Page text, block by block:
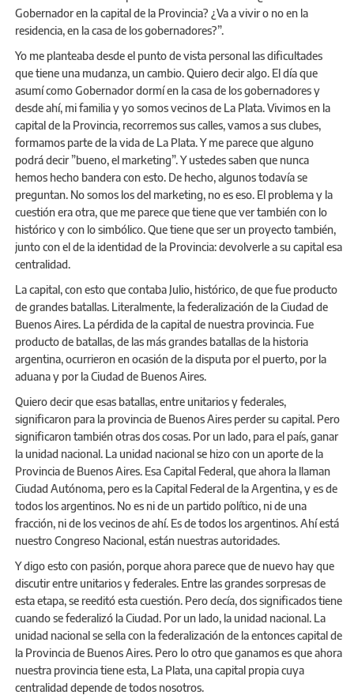
Gobernador en la capital de la Provincia? ¿Va a vivir o no en la
residencia, en la casa de los gobernadores?”.
Yo me planteaba desde el punto de vista personal las dificultades
que tiene una mudanza, un cambio. Quiero decir algo. El día que
asumí como Gobernador dormí en la casa de los gobernadores y
desde ahí, mi familia y yo somos vecinos de La Plata. Vivimos en la
capital de la Provincia, recorremos sus calles, vamos a sus clubes,
formamos parte de la vida de La Plata. Y me parece que alguno
podrá decir ”bueno, el marketing”. Y ustedes saben que nunca
hemos hecho bandera con esto. De hecho, algunos todavía se
preguntan. No somos los del marketing, no es eso. El problema y la
cuestión era otra, que me parece que tiene que ver también con lo
histórico y con lo simbólico. Que tiene que ser un proyecto también,
junto con el de la identidad de la Provincia: devolverle a su capital esa
centralidad.
La capital, con esto que contaba Julio, histórico, de que fue producto
de grandes batallas. Literalmente, la federalización de la Ciudad de
Buenos Aires. La pérdida de la capital de nuestra provincia. Fue
producto de batallas, de las más grandes batallas de la historia
argentina, ocurrieron en ocasión de la disputa por el puerto, por la
aduana y por la Ciudad de Buenos Aires.
Quiero decir que esas batallas, entre unitarios y federales,
significaron para la provincia de Buenos Aires perder su capital. Pero
significaron también otras dos cosas. Por un lado, para el país, ganar
la unidad nacional. La unidad nacional se hizo con un aporte de la
Provincia de Buenos Aires. Esa Capital Federal, que ahora la llaman
Ciudad Autónoma, pero es la Capital Federal de la Argentina, y es de
todos los argentinos. No es ni de un partido político, ni de una
fracción, ni de los vecinos de ahí. Es de todos los argentinos. Ahí está
nuestro Congreso Nacional, están nuestras autoridades.
Y digo esto con pasión, porque ahora parece que de nuevo hay que
discutir entre unitarios y federales. Entre las grandes sorpresas de
esta etapa, se reeditó esta cuestión. Pero decía, dos significados tiene
cuando se federalizó la Ciudad. Por un lado, la unidad nacional. La
unidad nacional se sella con la federalización de la entonces capital de
la Provincia de Buenos Aires. Pero lo otro que ganamos es que ahora
nuestra provincia tiene esta, La Plata, una capital propia cuya
centralidad depende de todos nosotros.